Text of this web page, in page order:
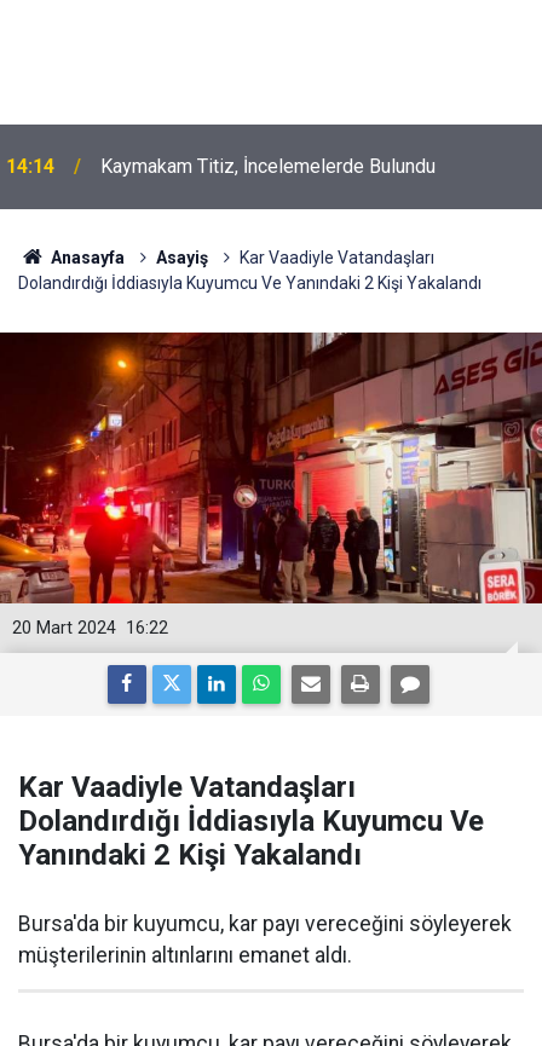
14:14 Kaymakam Titiz, İncelemelerde Bulundu
Anasayfa Asayiş
Kar Vaadiyle Vatandaşları
Dolandırdığı İddiasıyla Kuyumcu Ve Yanındaki 2 Kişi Yakalandı
16:22
20 Mart 2024
Kar Vaadiyle Vatandaşları
Dolandırdığı İddiasıyla Kuyumcu Ve
Yanındaki 2 Kişi Yakalandı
Bursa'da bir kuyumcu, kar payı vereceğini söyleyerek
müşterilerinin altınlarını emanet aldı.